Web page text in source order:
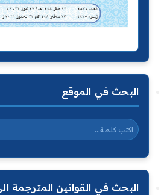
البحث في الموقع
البحث في القوانين المترجمة الى